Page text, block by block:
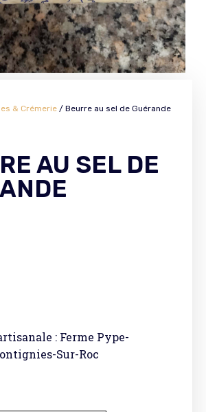
& Crémerie / Beurre au sel de Guérande
AU SEL DE
: Ferme Pype-
Sur-Roc